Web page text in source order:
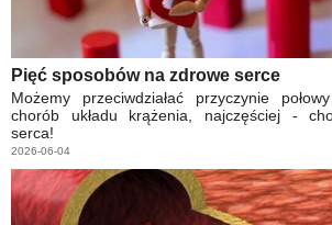
Pięć sposobów na zdrowe serce
Możemy przeciwdziałać przyczynie
chorób układu krążenia, najczęściej -
serca!
2026-06-04